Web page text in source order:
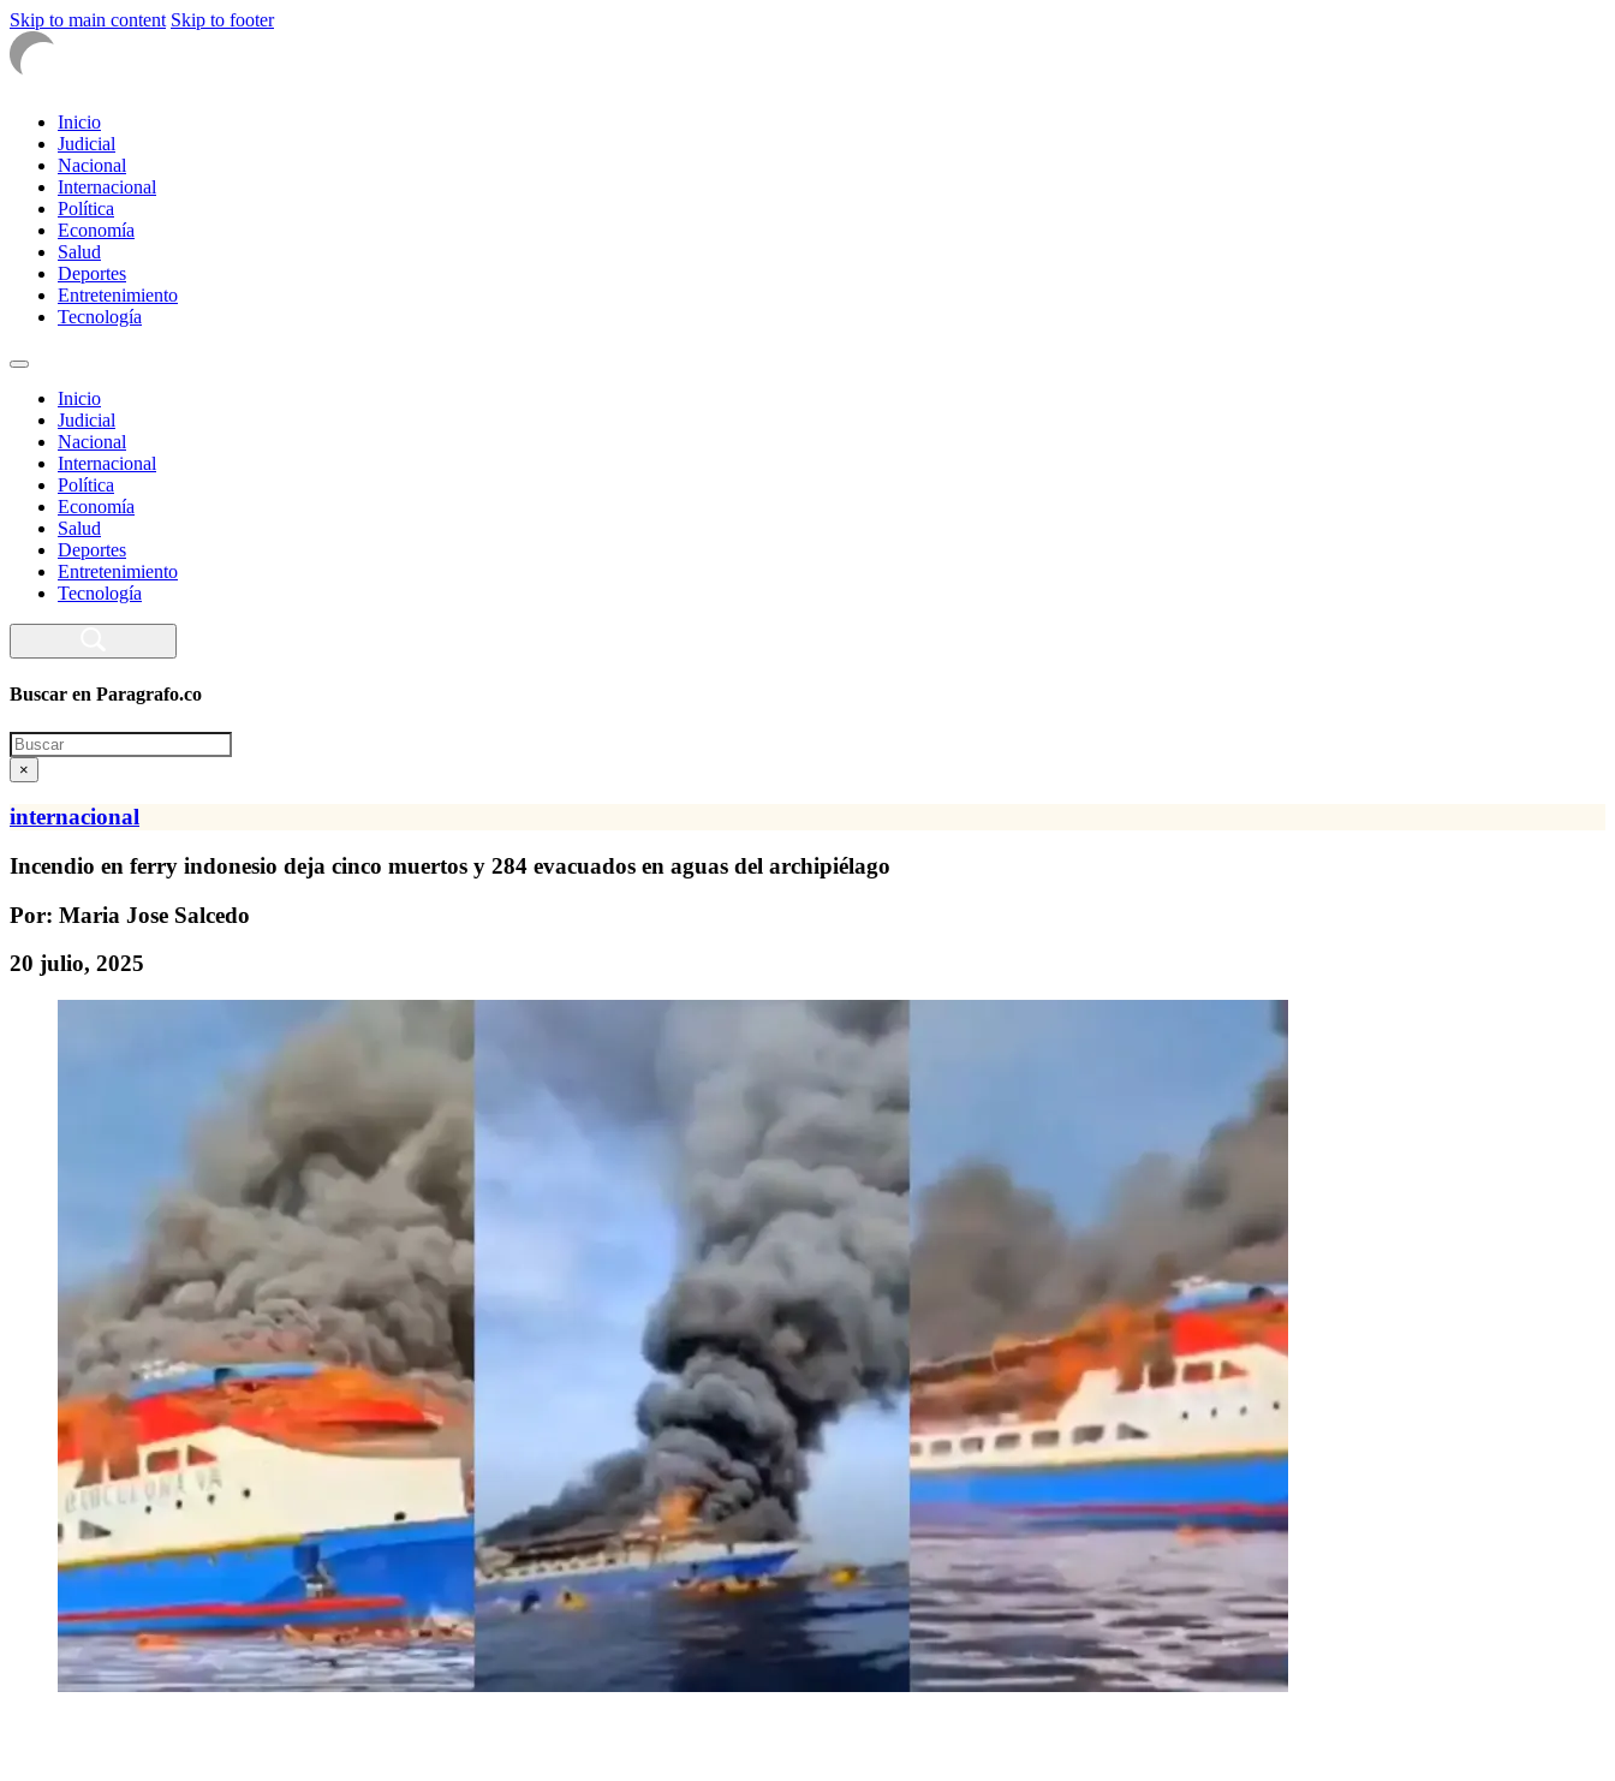
Skip to main content Skip to footer
Inicio
Judicial
Nacional
Internacional
Política
Economía
Salud
Deportes
Entretenimiento
Tecnología
Inicio
Judicial
Nacional
Internacional
Política
Economía
Salud
Deportes
Entretenimiento
Tecnología
Buscar en Paragrafo.co
Search
×
internacional
Incendio en ferry indonesio deja cinco muertos y 284 evacuados en aguas del archipiélago
Por: Maria Jose Salcedo
20 julio, 2025